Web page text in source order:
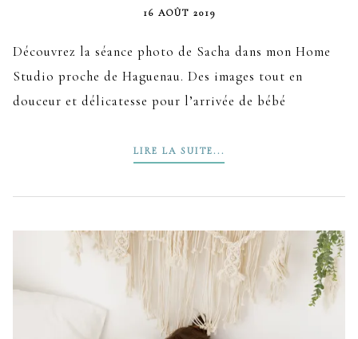
16 AOÛT 2019
Découvrez la séance photo de Sacha dans mon Home
Studio proche de Haguenau. Des images tout en
douceur et délicatesse pour l’arrivée de bébé
LIRE LA SUITE...